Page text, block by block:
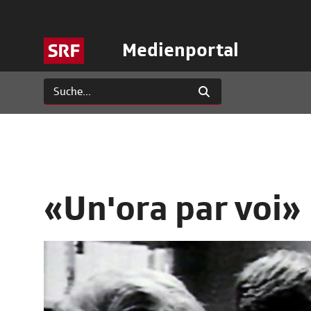
Medienportal
«Un'ora par voi»